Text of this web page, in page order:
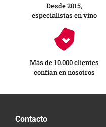
Desde 2015,
especialistas en vino
Más de 10.000 clientes
confían en nosotros
Contacto